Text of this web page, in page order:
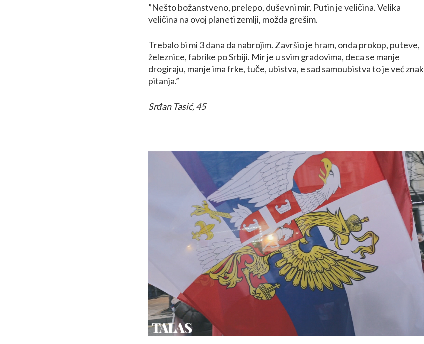
”Nešto božanstveno, prelepo, duševni mir. Putin je veličina. Velika
veličina na ovoj planeti zemlji, možda grešim.
Trebalo bi mi 3 dana da nabrojim. Završio je hram, onda prokop, puteve,
železnice, fabrike po Srbiji. Mir je u svim gradovima, deca se manje
drogiraju, manje ima frke, tuče, ubistva, e sad samoubistva to je već znak
pitanja.”
Srđan Tasić, 45